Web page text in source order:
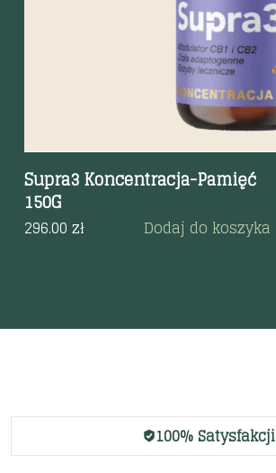
Supra3 Koncentracja-Pamięć
150G
296.00 zł Dodaj do koszyka
100% Satysfakcji